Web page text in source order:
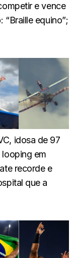
e vence
“Braille equino”;
idosa de 97
looping em
recorde e
que a